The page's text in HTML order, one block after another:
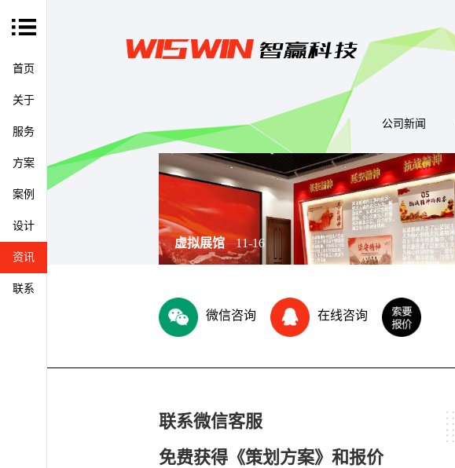
首页
关于
服务
方案
案例
设计
资讯
联系
公司新闻
虚拟展馆 11-16
数字展厅 11-16 07-12
07-12
微信咨询 在线咨询
联系微信客服
免费获得《策划方案》和报价